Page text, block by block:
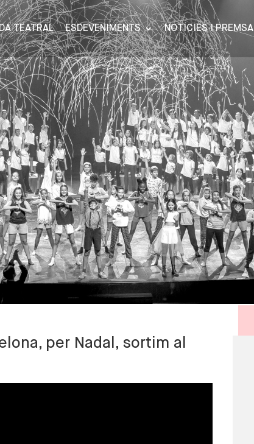
TEATRAL ESDEVENIMENTS NOTÍCIES I PREMSA
per Nadal, sortim al